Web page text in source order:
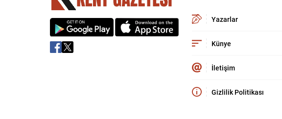
Yazarlar
Künye
İletişim
Gizlilik Politikası